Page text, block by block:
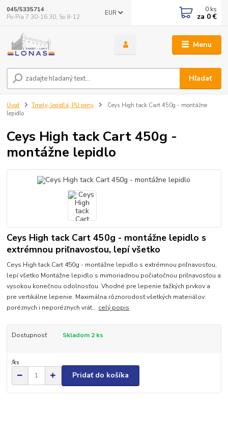
Menu
EUR
Hľadať
045/5335714
Po-Pia 7:30-16.30, So 8-12
0 ks
za 0 €
Úvod Tmely, lepidlá, PU peny
Ceys High tack Cart 450g - montážne
lepidlo
Ceys High tack Cart 450g -
montážne lepidlo
Ceys High tack Cart 450g - montážne lepidlo s
extrémnou priľnavosťou, lepí všetko
Ceys High tack Cart 450g - montážne lepidlo s extrémnou priľnavosťou,
lepí všetko Montážne lepidlo s mimoriadnou počiatočnou priľnavosťou a
vysokou konečnou odolnosťou. Vhodné pre lepenie ťažkých prvkov a
pre vertikálne lepenie. Maximálna rôznorodosť všetkých materiálov:
poréznych i neporéznych vrát... celý popis
Dostupnosť Skladom 2 ks
/ks
Pridať do košíka